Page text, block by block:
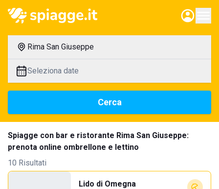
Rima San Giuseppe
Seleziona date
Cerca
Spiagge con bar e ristorante Rima San Giuseppe:
prenota online ombrellone e lettino
10 Risultati
Lido di Omegna